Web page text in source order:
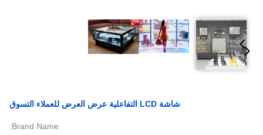
شاشة LCD التفاعلية عرض العرض للعملاء التسوق
Brand Name: